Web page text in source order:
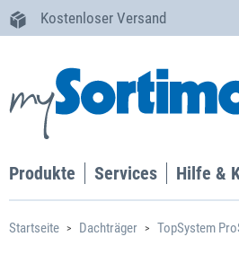
Kostenloser Versand
Produkte Services Hilfe &
Startseite Dachträger TopSystem